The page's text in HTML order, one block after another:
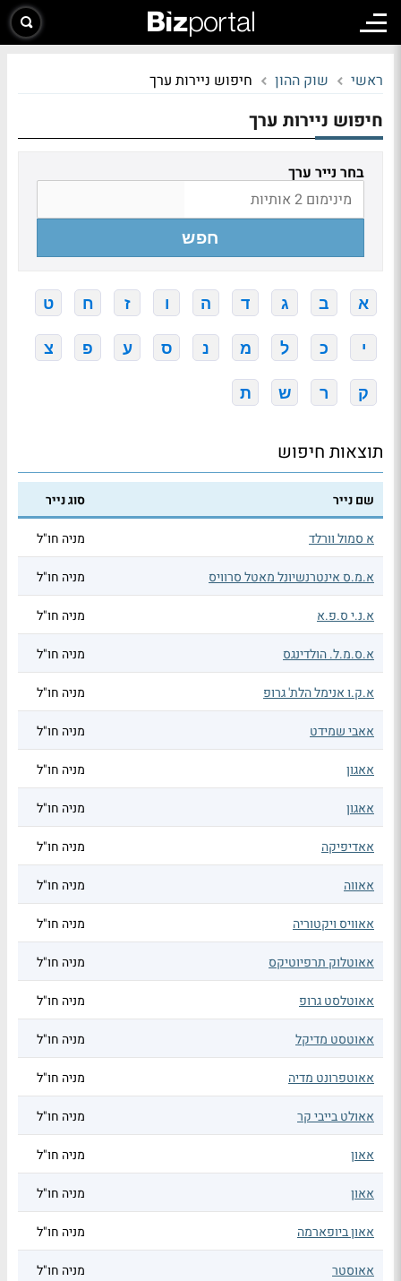
ראשי שוק ההון חיפוש ניירות ערך
חיפוש ניירות ערך
בחר נייר ערך
חפש
א ב ג ד ה ו ז ח ט
י כ ל מ נ ס ע פ צ
ק ר ש ת
תוצאות חיפוש
שם נייר סוג נייר
א סמול וורלד מניה חו"ל
א.מ.ס אינטרנשיונל מאטל סרוויס מניה חו"ל
א.נ.י ס.פ.א מניה חו"ל
א.ס.מ.ל. הולדינגס מניה חו"ל
א.ק.ו אנימל הלת' גרופ מניה חו"ל
אאבי שמידט מניה חו"ל
אאגון מניה חו"ל
אאגון מניה חו"ל
אאדיפיקה מניה חו"ל
אאווה מניה חו"ל
אאוויס ויקטוריה מניה חו"ל
אאוטלוק תרפיוטיקס מניה חו"ל
אאוטלסט גרופ מניה חו"ל
אאוטסט מדיקל מניה חו"ל
אאוטפרונט מדיה מניה חו"ל
אאולט בייבי קר מניה חו"ל
אאון מניה חו"ל
אאון מניה חו"ל
אאון ביופארמה מניה חו"ל
אאוסטר מניה חו"ל